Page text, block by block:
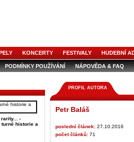
KONCERTY FESTIVALY HUDEBNÍ
PODMÍNKY POUŽÍVÁNÍ NÁPOVĚDA & FAQ
-
historie a
PROFIL AUTORA
Petr Baláš
poslední článek: 27.10.2016
počet článků: 71